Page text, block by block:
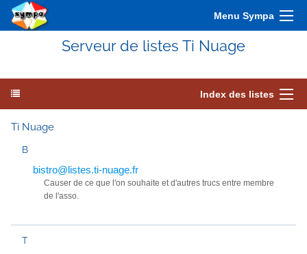
Menu Sympa
Serveur de listes Ti Nuage
Index des listes
Ti Nuage
B
bistro@listes.ti-nuage.fr
Causer de ce que l'on souhaite et d'autres trucs entre membre
de l'asso.
T